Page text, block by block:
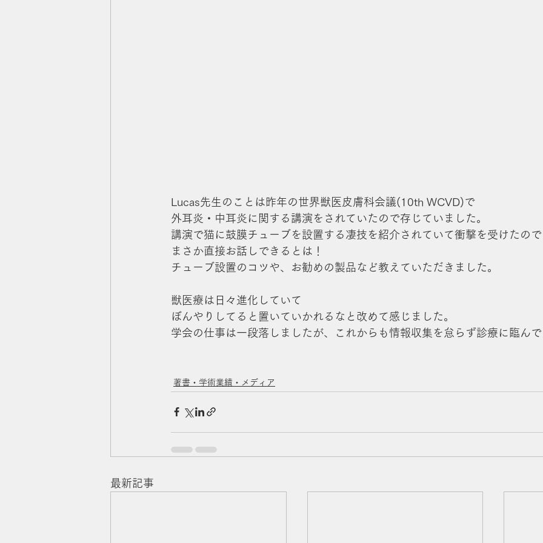
Lucas先生のことは昨年の世界獣医皮膚科会議(10th WCVD)で
外耳炎・中耳炎に関する講演をされていたので存じていました。
講演で猫に鼓膜チューブを設置する凄技を紹介されていて衝撃を受けたの
まさか直接お話しできるとは！
チューブ設置のコツや、お勧めの製品など教えていただきました。
獣医療は日々進化していて
ぼんやりしてると置いていかれるなと改めて感じました。
学会の仕事は一段落しましたが、これからも情報収集を怠らず診療に臨ん
著書・学術業績・メディア
最新記事